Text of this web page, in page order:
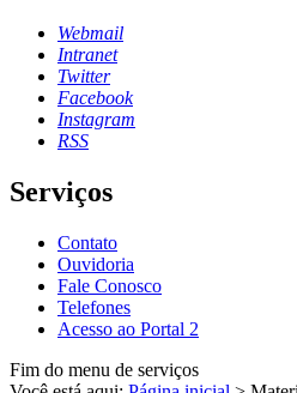
Webmail
Intranet
Twitter
Facebook
Instagram
RSS
Serviços
Contato
Ouvidoria
Fale Conosco
Telefones
Acesso ao Portal 2
Fim do menu de serviços